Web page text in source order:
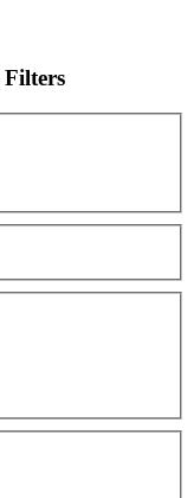
Filters